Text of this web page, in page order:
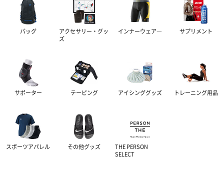
バッグ
アクセサリー・グッ
ズ
インナーウェア― サプリメント
サポーター テーピング アイシンググッズ トレーニング用品
スポーツアパレル その他グッズ
THE PERSON
SELECT